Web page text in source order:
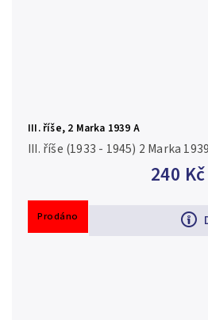
III. říše, 2 Marka 1939 A
240 Kč
III. říše (1933 - 1945) 2 Marka
Prodáno